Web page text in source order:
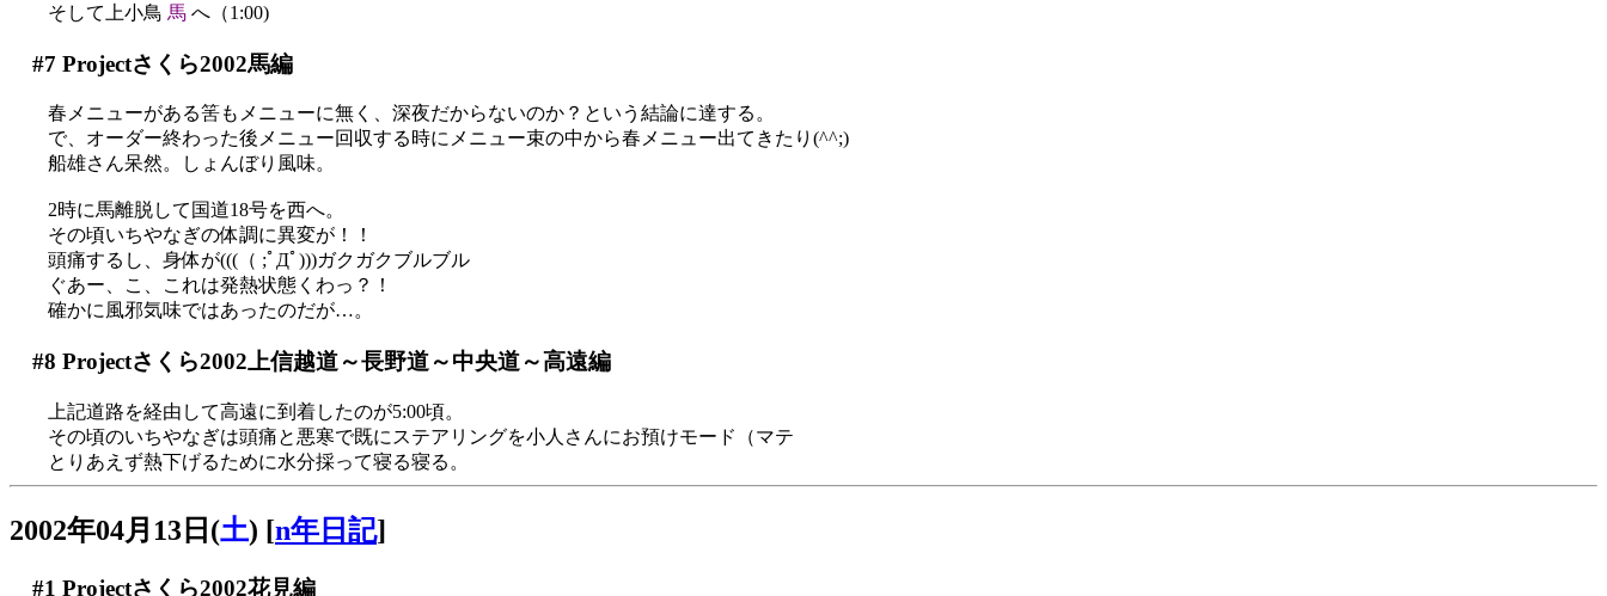
そして上小鳥 馬 へ（1:00)
#7 Projectさくら2002馬編
春メニューがある筈もメニューに無く、深夜だからないのか？という結論に達する。
で、オーダー終わった後メニュー回収する時にメニュー束の中から春メニュー出てきたり(^^;)
船雄さん呆然。しょんぼり風味。
2時に馬離脱して国道18号を西へ。
その頃いちやなぎの体調に異変が！！
頭痛するし、身体が(((（ ;ﾟДﾟ)))ガクガクブルブル
ぐあー、こ、これは発熱状態くわっ？！
確かに風邪気味ではあったのだが…。
#8 Projectさくら2002上信越道～長野道～中央道～高遠編
上記道路を経由して高遠に到着したのが5:00頃。
その頃のいちやなぎは頭痛と悪寒で既にステアリングを小人さんにお預けモード（マテ
とりあえず熱下げるために水分採って寝る寝る。
2002年04月13日(土) [n年日記]
#1 Projectさくら2002花見編